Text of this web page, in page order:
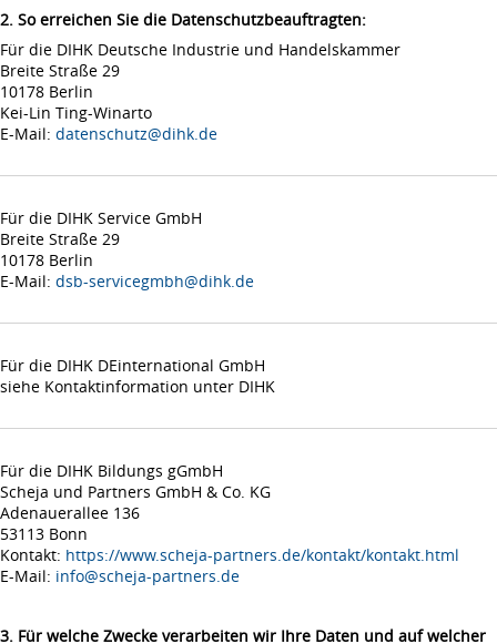
2. So erreichen Sie die Datenschutzbeauftragten:
Für die DIHK Deutsche Industrie und Handelskammer
Breite Straße 29
10178 Berlin
Kei-Lin Ting-Winarto
E-Mail: datenschutz@dihk.de
Für die DIHK Service GmbH
Breite Straße 29
10178 Berlin
E-Mail: dsb-servicegmbh@dihk.de
Für die DIHK DEinternational GmbH
siehe Kontaktinformation unter DIHK
Für die DIHK Bildungs gGmbH
Scheja und Partners GmbH & Co. KG
Adenauerallee 136
53113 Bonn
Kontakt: https://www.scheja-partners.de/kontakt/kontakt.html
E-Mail: info@scheja-partners.de
3. Für welche Zwecke verarbeiten wir Ihre Daten und auf welcher